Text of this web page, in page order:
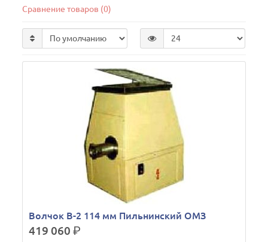
Сравнение товаров (0)
Волчок В-2 114 мм Пильнинский ОМЗ
419 060р.